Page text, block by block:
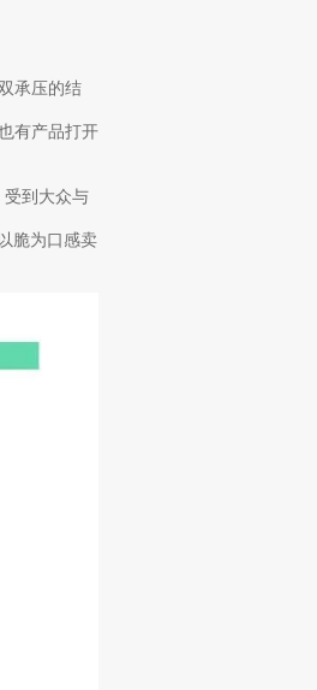
承压的结
有产品打开
受到大众与
脆为口感卖